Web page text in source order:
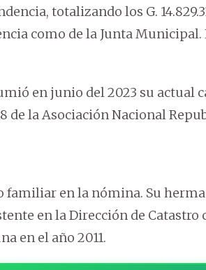
totalizando los G.
como de la Junta
en junio del 2023 su actual
de la Asociación Nacional
familiar en la nómina. Su
en la Dirección de Catastro
en el año 2011.